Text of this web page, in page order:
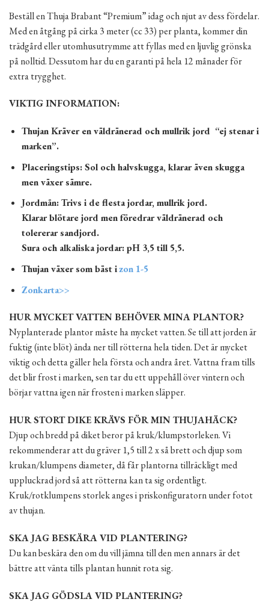
Beställ en Thuja Brabant “Premium” idag och njut av dess fördelar.
Med en åtgång på cirka 3 meter (cc 33) per planta, kommer din
trädgård eller utomhusutrymme att fyllas med en ljuvlig grönska
på nolltid. Dessutom har du en garanti på hela 12 månader för
extra trygghet.
VIKTIG INFORMATION:
Thujan Kräver en väldränerad och mullrik jord “ej stenar i
marken”.
Placeringstips: Sol och halvskugga, klarar även skugga
men växer sämre.
Jordmån: Trivs i de flesta jordar, mullrik jord.
Klarar blötare jord men föredrar väldränerad och
tolererar sandjord.
Sura och alkaliska jordar: pH 3,5 till 5,5.
Thujan växer som bäst izon 1-5
Zonkarta>>
HUR MYCKET VATTEN BEHÖVER MINA PLANTOR?
Nyplanterade plantor måste ha mycket vatten. Se till att jorden är
fuktig (inte blöt) ända ner till rötterna hela tiden. Det är mycket
viktig och detta gäller hela första och andra året. Vattna fram tills
det blir frost i marken, sen tar du ett uppehåll över vintern och
börjar vattna igen när frosten i marken släpper.
HUR STORT DIKE KRÄVS FÖR MIN THUJAHÄCK?
Djup och bredd på diket beror på kruk/klumpstorleken. Vi
rekommenderar att du gräver 1,5 till 2 x så brett och djup som
krukan/klumpens diameter, då får plantorna tillräckligt med
uppluckrad jord så att rötterna kan ta sig ordentligt.
Kruk/rotklumpens storlek anges i priskonfiguratorn under fotot
av thujan.
SKA JAG BESKÄRA VID PLANTERING?
Du kan beskära den om du vill jämna till den men annars är det
bättre att vänta tills plantan hunnit rota sig.
SKA JAG GÖDSLA VID PLANTERING?